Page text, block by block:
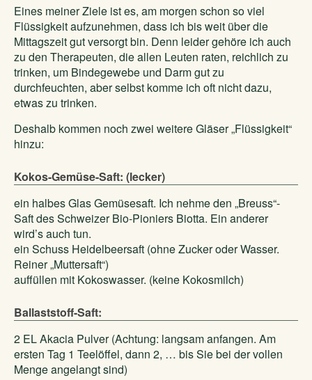
Eines meiner Ziele ist es, am morgen schon so viel
Flüssigkeit aufzunehmen, dass ich bis weit über die
Mittagszeit gut versorgt bin. Denn leider gehöre ich auch
zu den Therapeuten, die allen Leuten raten, reichlich zu
trinken, um Bindegewebe und Darm gut zu
durchfeuchten, aber selbst komme ich oft nicht dazu,
etwas zu trinken.
Deshalb kommen noch zwei weitere Gläser „Flüssigkeit“
hinzu:
Kokos-Gemüse-Saft: (lecker)
ein halbes Glas Gemüsesaft. Ich nehme den „Breuss“-
Saft des Schweizer Bio-Pioniers Biotta. Ein anderer
wird’s auch tun.
ein Schuss Heidelbeersaft (ohne Zucker oder Wasser.
Reiner „Muttersaft“)
auffüllen mit Kokoswasser. (keine Kokosmilch)
Ballaststoff-Saft:
2 EL Akacia Pulver (Achtung: langsam anfangen. Am
ersten Tag 1 Teelöffel, dann 2, … bis Sie bei der vollen
Menge angelangt sind)